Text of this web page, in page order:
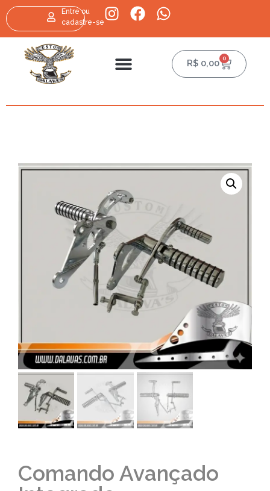
Entre ou
cadastre-se
R$ 0,00 0
Comando Avançado